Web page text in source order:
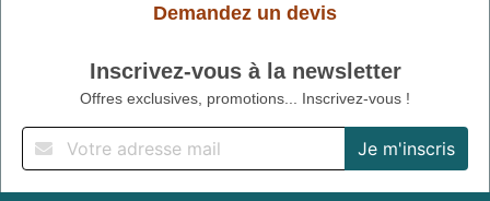
Demandez un devis
Inscrivez-vous à la newsletter
Offres exclusives, promotions... Inscrivez-vous !